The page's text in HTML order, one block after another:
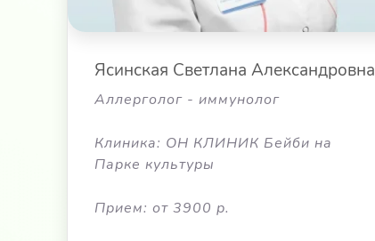
Ясинская Светлана Александровна
Аллерголог - иммунолог
Клиника: ОН КЛИНИК Бейби на
Парке культуры
Прием: от 3900 р.